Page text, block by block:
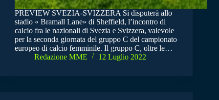
PREVIEW SVEZIA-SVIZZERA Si disputerà allo
stadio « Bramall Lane» di Sheffield, l’incontro di
calcio fra le nazionali di Svezia e Svizzera, valevole
per la seconda giornata del gruppo C del campionato
europeo di calcio femminile. Il gruppo C, oltre le…
Redazione MME
12 Luglio 2022